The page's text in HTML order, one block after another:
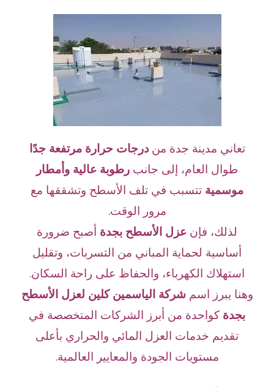
تعاني مدينة جدة مندرجات حرارة مرتفعة جدًا
طوال العام، إلى جانب رطوبة عالية وأمطار
موسمية تتسبب في تلف الأسطح وتشققها مع
مرور الوقت.
لذلك، فإن عزل الأسطح بجدة أصبح ضرورة
أساسية لحماية المباني من التسربات، وتقليل
استهلاك الكهرباء، والحفاظ على راحة السكان.
وهنا يبرز اسم شركة الياسمين كلين لعزل الأسطح
بجدة كواحدة من أبرز الشركات المتخصصة في
تقديم خدمات العزل المائي والحراري بأعلى
مستويات الجودة والمعايير العالمية.